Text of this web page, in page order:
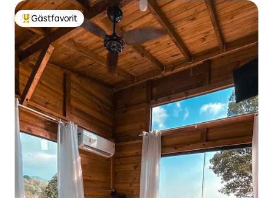
Populär gästfavorit
Gästfavorit